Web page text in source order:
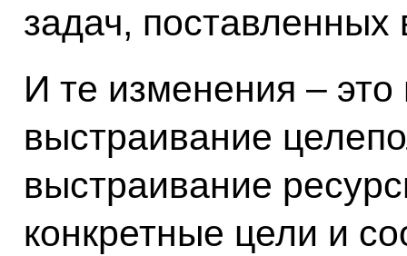
задач, поставленных
И те изменения –
выстраивание
выстраивание
конкретные цели и